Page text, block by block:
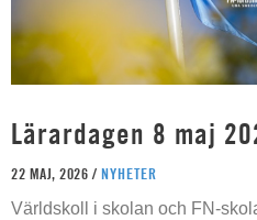
Lärardagen 8 maj
22 MAJ, 2026 / NYHETER
Världskoll i skolan och FN-